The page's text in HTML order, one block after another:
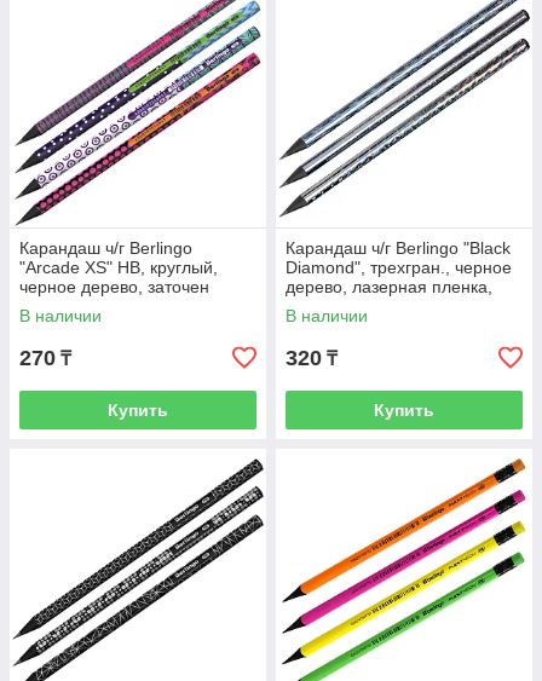
Карандаш ч/г Berlingo
"Arcade XS" HB, круглый,
черное дерево, заточен
В наличии
270 ₸
Купить
Карандаш ч/г Berlingo "Black
Diamond", трехгран., черное
дерево, лазерная пленка,
заточен., ассорти
В наличии
320 ₸
Купить